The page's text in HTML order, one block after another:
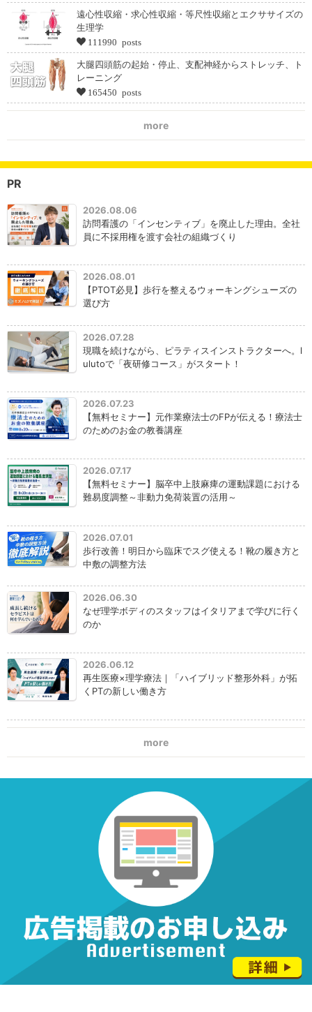
遠心性収縮・求心性収縮・等尺性収縮とエクササイズの
生理学
111990 posts
大腿四頭筋の起始・停止、支配神経からストレッチ、ト
レーニング
165450 posts
more
PR
2026.08.06
訪問看護の「インセンティブ」を廃止した理由。全社
員に不採用権を渡す会社の組織づくり
2026.08.01
【PTOT必見】歩行を整えるウォーキングシューズの
選び方
2026.07.28
現職を続けながら、ピラティスインストラクターへ。l
ulutoで「夜研修コース」がスタート！
2026.07.23
【無料セミナー】元作業療法士のFPが伝える！療法士
のためのお金の教養講座
2026.07.17
【無料セミナー】脳卒中上肢麻痺の運動課題における
難易度調整～非動力免荷装置の活用～
2026.07.01
歩行改善！明日から臨床でスグ使える！靴の履き方と
中敷の調整方法
2026.06.30
なぜ理学ボディのスタッフはイタリアまで学びに行く
のか
2026.06.12
再生医療×理学療法｜「ハイブリッド整形外科」が拓
くPTの新しい働き方
more